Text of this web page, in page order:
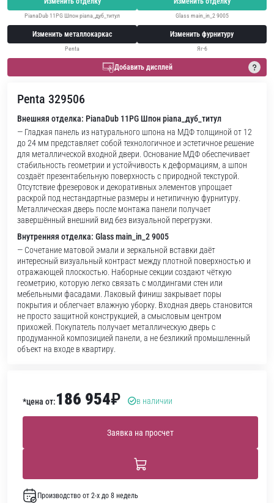
PianaDub 11PG Шпон piana_дуб_титул
Изменить металлокаркас
Penta
Glass main_in_2 9005
Изменить фурнитуру
Яг-6
Добавить дисплей
Penta 329506
Внешняя отделка: PianaDub 11PG Шпон piana_дуб_титул
— Гладкая панель из натурального шпона на МДФ толщиной от 12
до 24 мм представляет собой технологичное и эстетичное решение
для металлической входной двери. Основание МДФ обеспечивает
стабильность геометрии и устойчивость к деформациям, а шпон
создаёт презентабельную поверхность с природной текстурой.
Отсутствие фрезеровок и декоративных элементов упрощает
раскрой под нестандартные размеры и нетипичную фурнитуру.
Металлическая дверь после монтажа панели получает
завершённый внешний вид без визуальной перегрузки.
Внутренняя отделка: Glass main_in_2 9005
— Сочетание матовой эмали и зеркальной вставки даёт
интересный визуальный контраст между плотной поверхностью и
отражающей плоскостью. Наборные секции создают чёткую
геометрию, которую легко связать с молдингами стен или
мебельными фасадами. Лаковый финиш закрывает поры
покрытия и облегчает влажную уборку. Входная дверь становится
не просто защитной конструкцией, а смысловым центром
прихожей. Покупатель получает металлическую дверь с
продуманной композицией панели, а не безликий промышленный
объект на входе в квартиру.
*цена от:186 954₽ в наличии
Заявка на просчет
Производство от 2-х до 8 недель